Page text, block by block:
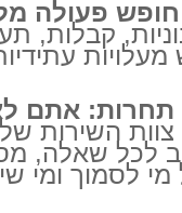
פעולה
קבלות,
תחרות: אתם
צוות השירות
לכל שאלה,
לסמוך ומי